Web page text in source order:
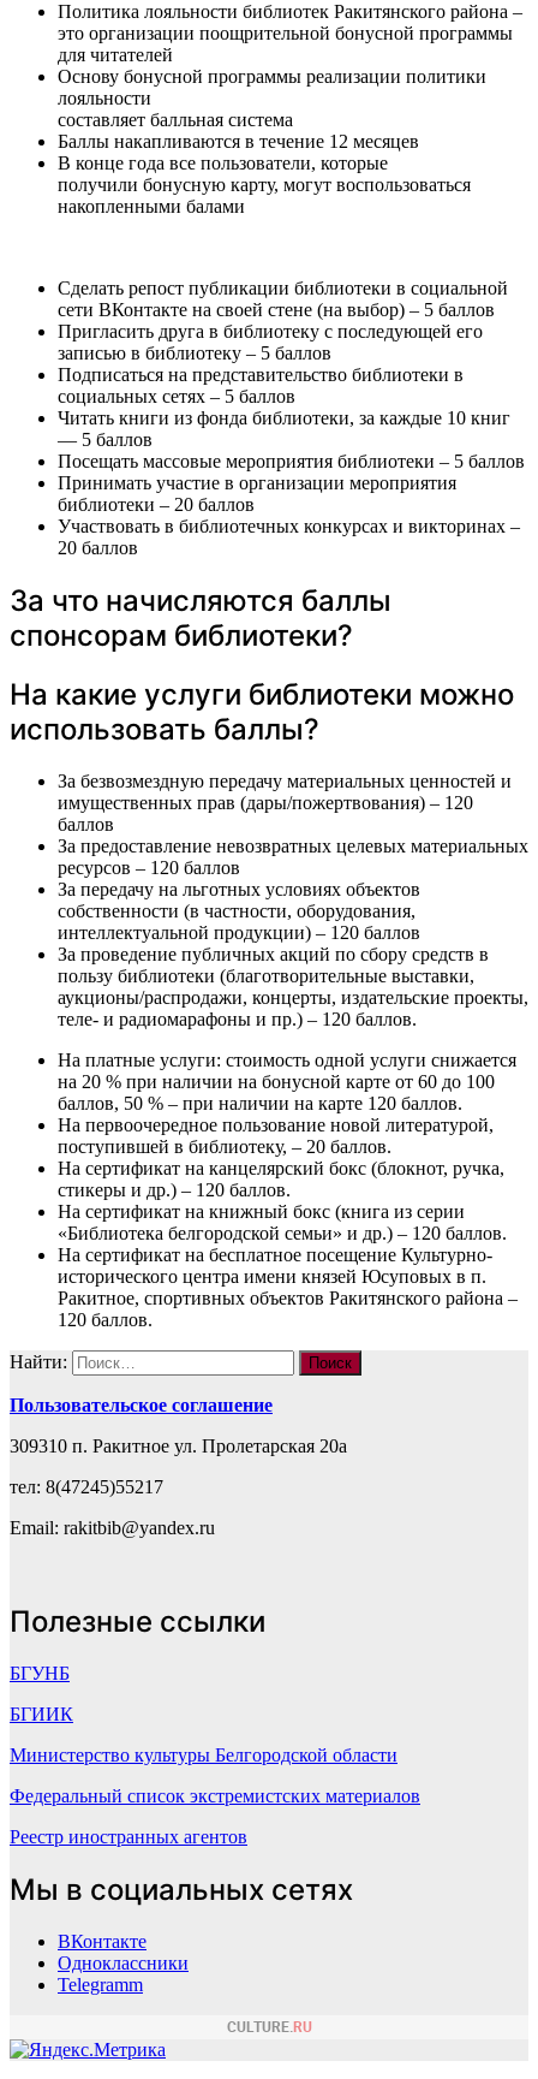
Политика лояльности библиотек Ракитянского района –
это организации поощрительной бонусной программы
для читателей
Основу бонусной программы реализации политики
лояльности
составляет балльная система
Баллы накапливаются в течение 12 месяцев
В конце года все пользователи, которые
получили бонусную карту, могут воспользоваться
накопленными балами
Сделать репост публикации библиотеки в социальной
сети ВКонтакте на своей стене (на выбор) – 5 баллов
Пригласить друга в библиотеку с последующей его
записью в библиотеку – 5 баллов
Подписаться на представительство библиотеки в
социальных сетях – 5 баллов
Читать книги из фонда библиотеки, за каждые 10 книг
— 5 баллов
Посещать массовые мероприятия библиотеки – 5 баллов
Принимать участие в организации мероприятия
библиотеки – 20 баллов
Участвовать в библиотечных конкурсах и викторинах –
20 баллов
За что начисляются баллы
спонсорам библиотеки?
На какие услуги библиотеки можно
использовать баллы?
За безвозмездную передачу материальных ценностей и
имущественных прав (дары/пожертвования) – 120
баллов
За предоставление невозвратных целевых материальных
ресурсов – 120 баллов
За передачу на льготных условиях объектов
собственности (в частности, оборудования,
интеллектуальной продукции) – 120 баллов
За проведение публичных акций по сбору средств в
пользу библиотеки (благотворительные выставки,
аукционы/распродажи, концерты, издательские проекты,
теле- и радиомарафоны и пр.) – 120 баллов.
На платные услуги: стоимость одной услуги снижается
на 20 % при наличии на бонусной карте от 60 до 100
баллов, 50 % – при наличии на карте 120 баллов.
На первоочередное пользование новой литературой,
поступившей в библиотеку, – 20 баллов.
На сертификат на канцелярский бокс (блокнот, ручка,
стикеры и др.) – 120 баллов.
На сертификат на книжный бокс (книга из серии
«Библиотека белгородской семьи» и др.) – 120 баллов.
На сертификат на бесплатное посещение Культурно-
исторического центра имени князей Юсуповых в п.
Ракитное, спортивных объектов Ракитянского района –
120 баллов.
Найти:
Пользовательское соглашение
309310 п. Ракитное ул. Пролетарская 20а
тел: 8(47245)55217
Email: rakitbib@yandex.ru
Полезные ссылки
БГУНБ
БГИИК
Министерство культуры Белгородской области
Федеральный список экстремистских материалов
Реестр иностранных агентов
Мы в социальных сетях
ВКонтакте
Одноклассники
Telegramm